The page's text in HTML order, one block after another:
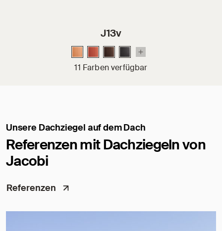
J13v
11 Farben verfügbar
Unsere Dachziegel auf dem Dach
Referenzen mit Dachziegeln von
Jacobi
Referenzen